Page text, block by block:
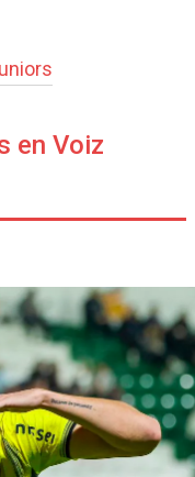
en Voiz